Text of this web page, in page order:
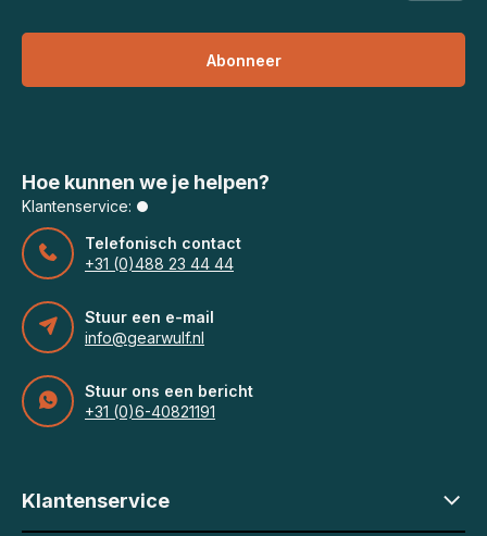
Abonneer
Hoe kunnen we je helpen?
Klantenservice:
Telefonisch contact
+31 (0)488 23 44 44
Stuur een e-mail
info@gearwulf.nl
Stuur ons een bericht
+31 (0)6-40821191
Klantenservice